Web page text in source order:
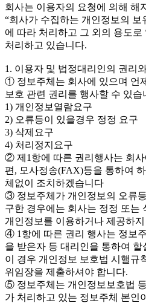
회사는 이용자의 요청에 의해 해
“회사가 수집하는 개인정보의 보
에 따라 처리하고 그 외의 용도
처리하고 있습니다.
1. 이용자 및 법정대리인의 권리
① 정보주체는 회사에 있으며 언
보호 관련 권리를 행사할 수 있습
1) 개인정보열람요구
2) 오류등이 있을경우 정정 요구
3) 삭제요구
4) 처리정지요구
② 제1항에 따른 권리행사는 회
편, 모사정송(FAX)등을 통하여
체없이 조치하겠습니다
③ 정보주체가 개인정보의 오류
구한 경우에는 회사는 정정 또는
개인정보를 이용하거나 제공하
④ 1항에 따른 권리 행사는 정보
을 받은자 등 대리인을 통하여 할
이 경우 개인정보 보호법 시핼규
위임장을 제출하셔야 합니다.
⑤ 정보주체는 개인정보보호법
가 처리하고 있는 정보주체 본인